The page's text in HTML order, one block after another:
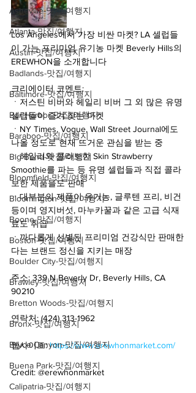
Asheville-맛집/여행지
Atlanta-맛집/여행지
Austin-맛집/여행지
Badlands-맛집/여행지
Baltimore-맛집/여행지
Bar Harbor-맛집/여행지
Baraboo-맛집/여행지
Big Bend-맛집/여행지
Bloomfield-맛집/여행지
Bloomington-맛집/여행지
Boone-맛집/여행지
Boston-맛집/여행지
Boulder City-맛집/여행지
Brawley-맛집/여행지
Bretton Woods-맛집/여행지
Bronx-맛집/여행지
Bryce Canyon-맛집/여행지
Buena Park-맛집/여행지
Calipatria-맛집/여행지
Los Angeles에서 가장 비싼 마켓? LA 셀럽들
이 가는 프리미엄 유기농 마켓 Beverly Hills의
EREWHON을 소개합니다
크리에이터 코멘트:
ㆍ저스틴 비버와 헤일리 비버 그 외 많은 유명
셀럽들이 즐겨 찾는 마켓
ㆍNY Times, Vogue, Wall Street Journal에도
나올 정도로 현재 뜨거운 관심을 받는 중
ㆍ헤일리와 콜라보한 Skin Strawberry
Smoothie를 파는 등 유명 셀럽들과 직접 콜라
보한 제품들도 판매
ㆍ대부분의 제품이 유기농, 글루텐 프리, 비건
등이며 영지버섯, 마누카꿀과 같은 고급 식재
료도 취급
ㆍ까다롭게 선별된 프리미엄 건강식만 판매한
다는 브랜드 정신을 지키는 매장
주소: 339 N Beverly Dr, Beverly Hills, CA
90210
연락처: (424) 313-1962
웹사이트: https://www.erewhonmarket.com/
Credit: @erewhonmarket